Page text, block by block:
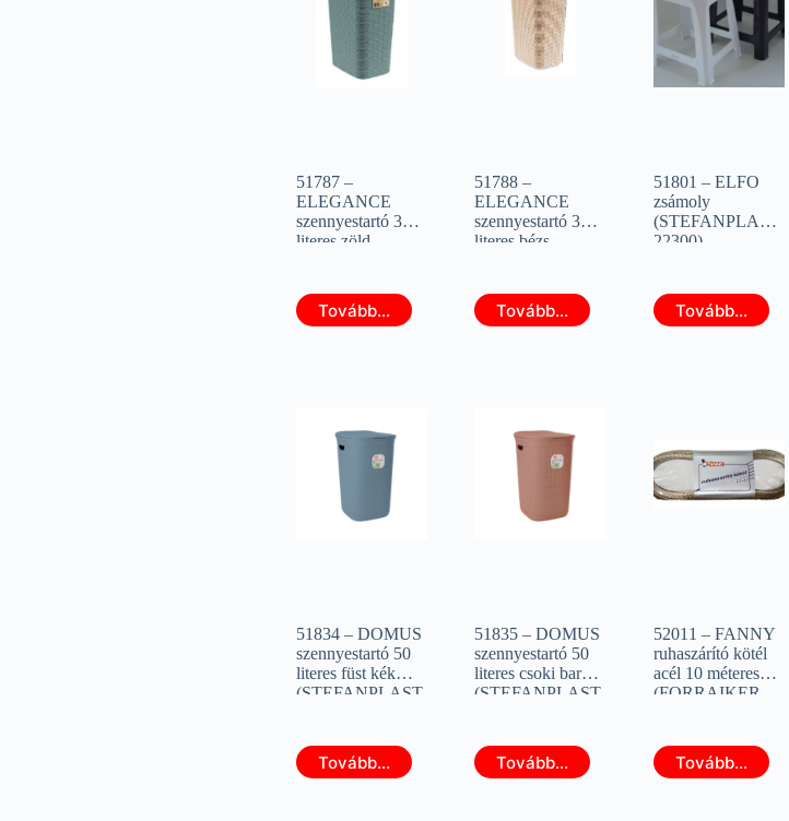
51787 –
ELEGANCE
szennyestartó 36
literes zöld
Tovább...
51788 –
ELEGANCE
szennyestartó 36
literes bézs
Tovább...
51801 – ELFO
zsámoly
(STEFANPLAST
22300)
Tovább...
51834 – DOMUS
szennyestartó 50
literes füst kék
(STEFANPLAST
Tovább...
51835 – DOMUS
szennyestartó 50
literes csoki barna
(STEFANPLAST
Tovább...
52011 – FANNY
ruhaszárító kötél
acél 10 méteres
(FORRAIKER
Tovább...